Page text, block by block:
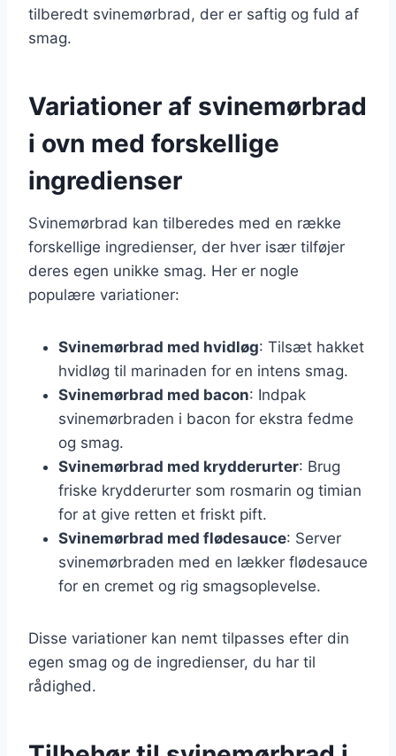
tilberedt svinemørbrad, der er saftig og fuld af
smag.
Variationer af svinemørbrad
i ovn med forskellige
ingredienser
Svinemørbrad kan tilberedes med en række
forskellige ingredienser, der hver især tilføjer
deres egen unikke smag. Her er nogle
populære variationer:
Svinemørbrad med hvidløg: Tilsæt hakket
hvidløg til marinaden for en intens smag.
Svinemørbrad med bacon: Indpak
svinemørbraden i bacon for ekstra fedme
og smag.
Svinemørbrad med krydderurter: Brug
friske krydderurter som rosmarin og timian
for at give retten et friskt pift.
Svinemørbrad med flødesauce: Server
svinemørbraden med en lækker flødesauce
for en cremet og rig smagsoplevelse.
Disse variationer kan nemt tilpasses efter din
egen smag og de ingredienser, du har til
rådighed.